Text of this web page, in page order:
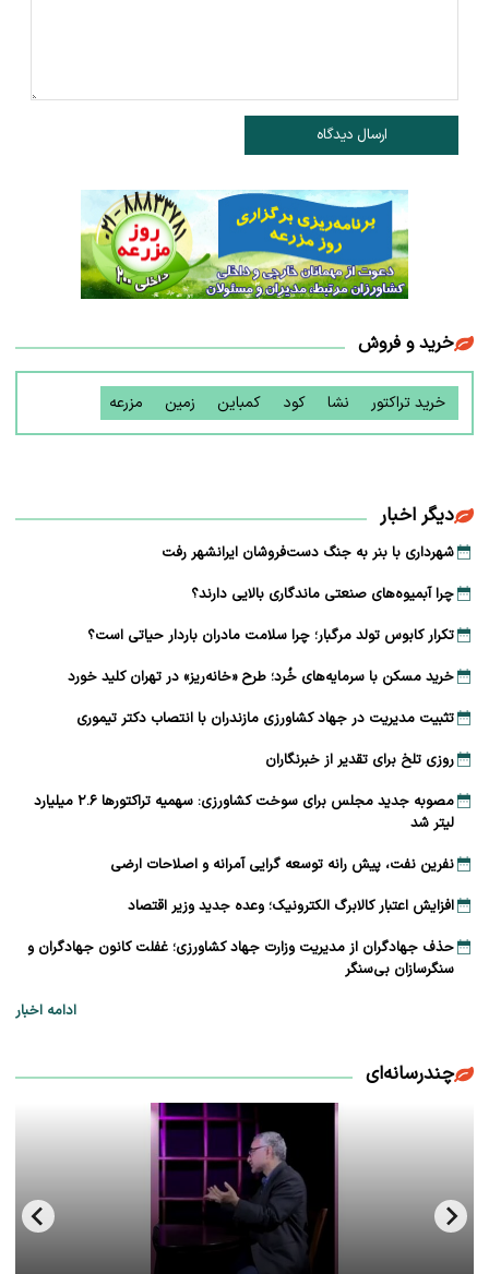
ارسال دیدگاه
خرید و فروش
خرید تراکتور نشا کود کمباین زمین مزرعه
دیگر اخبار
شهرداری با بنر به جنگ دست‌فروشان ایرانشهر رفت
چرا آبمیوه‌های صنعتی ماندگاری بالایی دارند؟
تکرار کابوس تولد مرگبار؛ چرا سلامت مادران باردار حیاتی است؟
خرید مسکن با سرمایه‌های خُرد؛ طرح «خانه‌ریز» در تهران کلید خورد
تثبیت مدیریت در جهاد کشاورزی مازندران با انتصاب دکتر تیموری
روزی تلخ برای تقدیر از خبرنگاران
مصوبه جدید مجلس برای سوخت کشاورزی: سهمیه تراکتورها ۲.۶ میلیارد
لیتر شد
نفرین نفت، پیش رانه توسعه ‌گرایی آمرانه و اصلاحات ارضی
افزایش اعتبار کالابرگ الکترونیک؛ وعده جدید وزیر اقتصاد
حذف جهادگران از مدیریت وزارت جهاد کشاورزی؛ غفلت کانون جهادگران و
سنگرسازان بی‌سنگر
ادامه اخبار
چندرسانه‌ای